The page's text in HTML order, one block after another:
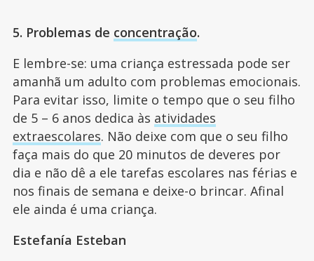
5. Problemas de concentração.
E lembre-se: uma criança estressada pode ser
amanhã um adulto com problemas emocionais.
Para evitar isso, limite o tempo que o seu filho
de 5 – 6 anos dedica às atividades
extraescolares. Não deixe com que o seu filho
faça mais do que 20 minutos de deveres por
dia e não dê a ele tarefas escolares nas férias e
nos finais de semana e deixe-o brincar. Afinal
ele ainda é uma criança.
Estefanía Esteban